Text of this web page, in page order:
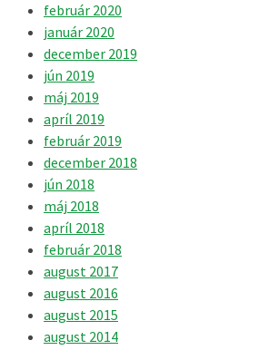
február 2020
január 2020
december 2019
jún 2019
máj 2019
apríl 2019
február 2019
december 2018
jún 2018
máj 2018
apríl 2018
február 2018
august 2017
august 2016
august 2015
august 2014